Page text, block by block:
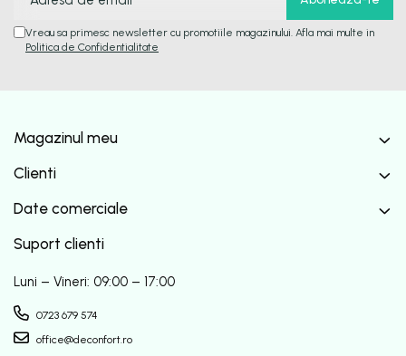
Vreau sa primesc newsletter cu promotiile magazinului. Afla mai multe in
Politica de Confidentialitate
Magazinul meu
Clienti
Date comerciale
Suport clienti
Luni – Vineri: 09:00 – 17:00
0723 679 574
office@deconfort.ro